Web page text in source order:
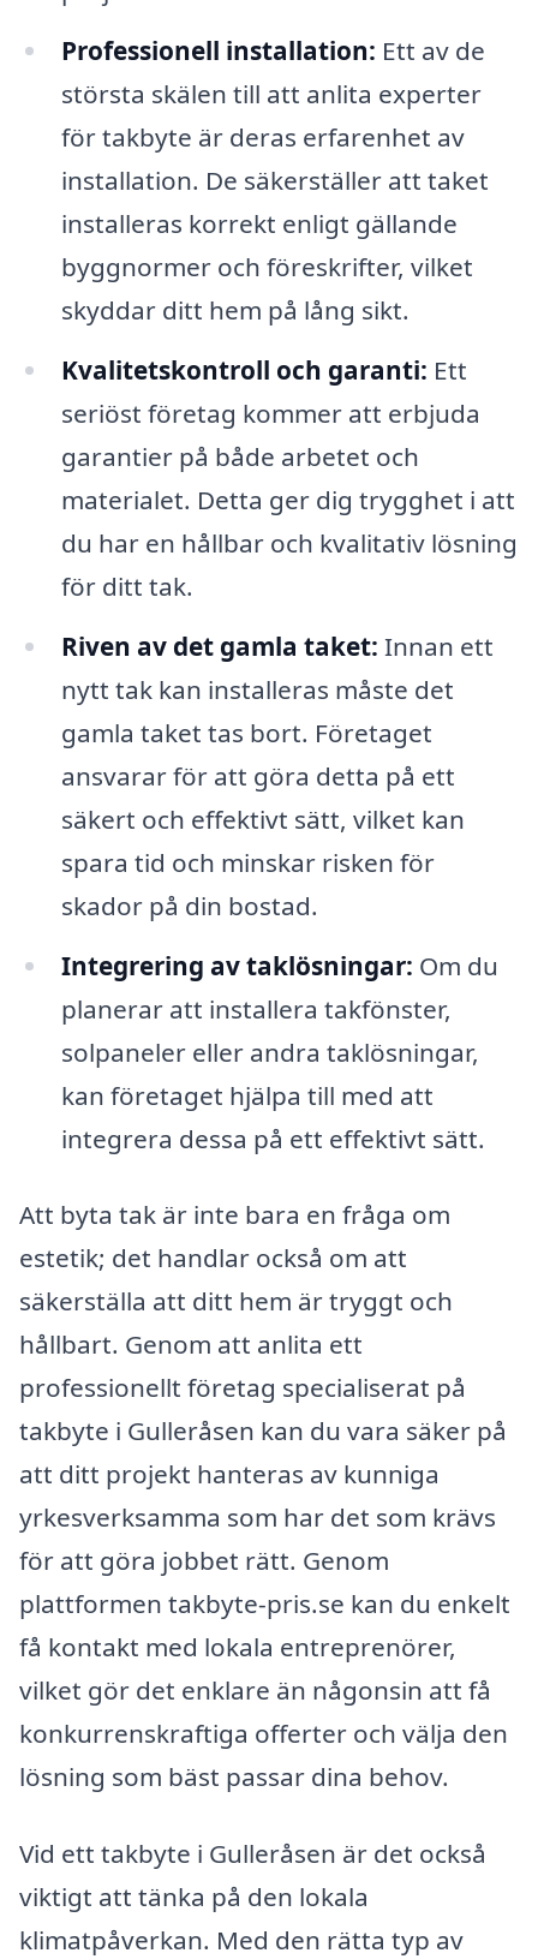
Professionell installation: Ett av de
största skälen till att anlita experter
för takbyte är deras erfarenhet av
installation. De säkerställer att taket
installeras korrekt enligt gällande
byggnormer och föreskrifter, vilket
skyddar ditt hem på lång sikt.
Kvalitetskontroll och garanti: Ett
seriöst företag kommer att erbjuda
garantier på både arbetet och
materialet. Detta ger dig trygghet i att
du har en hållbar och kvalitativ lösning
för ditt tak.
Riven av det gamla taket: Innan ett
nytt tak kan installeras måste det
gamla taket tas bort. Företaget
ansvarar för att göra detta på ett
säkert och effektivt sätt, vilket kan
spara tid och minskar risken för
skador på din bostad.
Integrering av taklösningar: Om du
planerar att installera takfönster,
solpaneler eller andra taklösningar,
kan företaget hjälpa till med att
integrera dessa på ett effektivt sätt.
Att byta tak är inte bara en fråga om
estetik; det handlar också om att
säkerställa att ditt hem är tryggt och
hållbart. Genom att anlita ett
professionellt företag specialiserat på
takbyte i Gulleråsen kan du vara säker på
att ditt projekt hanteras av kunniga
yrkesverksamma som har det som krävs
för att göra jobbet rätt. Genom
plattformen takbyte-pris.se kan du enkelt
få kontakt med lokala entreprenörer,
vilket gör det enklare än någonsin att få
konkurrenskraftiga offerter och välja den
lösning som bäst passar dina behov.
Vid ett takbyte i Gulleråsen är det också
viktigt att tänka på den lokala
klimatpåverkan. Med den rätta typ av